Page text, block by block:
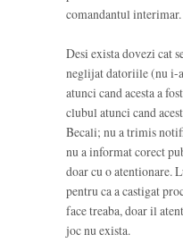
comandantul interimar.
Desi exista dovezi cat
neglijat datoriile (nu i-
atunci cand acesta a
clubul atunci cand
Becali; nu a trimis
nu a informat corect
doar cu o atentionare.
pentru ca a castigat
face treaba, doar il
joc nu exista.